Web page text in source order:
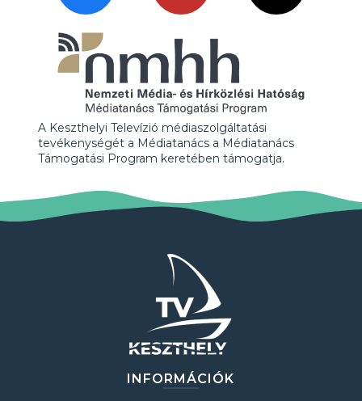
A Keszthelyi Televízió médiaszolgáltatási
tevékenységét a Médiatanács a Médiatanács
Támogatási Program keretében támogatja.
INFORMÁCIÓK